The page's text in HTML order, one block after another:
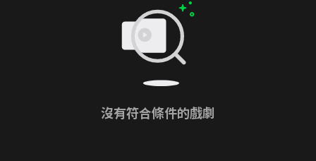
沒有符合條件的戲劇